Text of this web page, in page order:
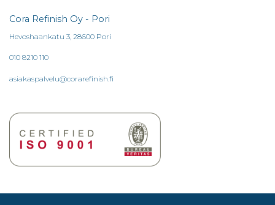
Cora Refinish Oy - Pori
Hevoshaankatu 3, 28600 Pori
010 8210 110
asiakaspalvelu@corarefinish.fi